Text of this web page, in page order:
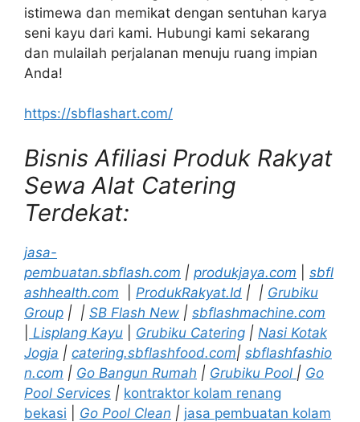
istimewa dan memikat dengan sentuhan karya
seni kayu dari kami. Hubungi kami sekarang
dan mulailah perjalanan menuju ruang impian
Anda!
https://sbflashart.com/
Bisnis Afiliasi Produk Rakyat
Sewa Alat Catering
Terdekat:
jasa-
pembuatan.sbflash.com | produkjaya.com
sbfl
ashhealth.com
ProdukRakyat.Id | | Grubiku
Group | | SB Flash New | sbflashmachine.com
Lisplang Kayu Grubiku Catering | Nasi Kotak
Jogja | catering.sbflashfood.com| sbflashfashio
n.com | Go Bangun Rumah | Grubiku Pool | Go
Pool Services | kontraktor kolam renang
bekasi
Go Pool Clean | jasa pembuatan kolam